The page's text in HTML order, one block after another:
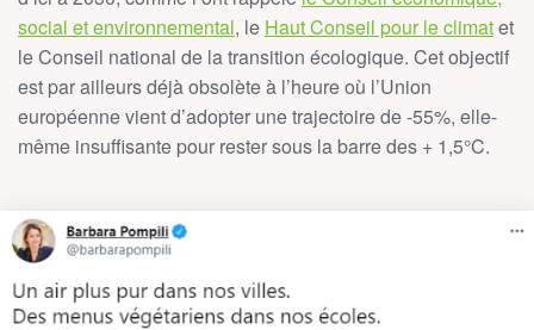
social et environnemental, le Haut Conseil pour le climatet
le Conseil national de la transition écologique. Cet objectif
est par ailleurs déjà obsolète à l’heure où l’Union
européenne vient d’adopter une trajectoire de -55%, elle-
même insuffisante pour rester sous la barre des + 1,5°C.